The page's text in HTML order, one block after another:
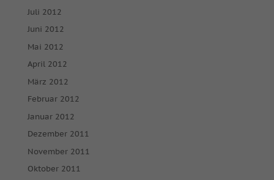
Juli 2012
Juni 2012
Mai 2012
April 2012
März 2012
Februar 2012
Januar 2012
Dezember 2011
November 2011
Oktober 2011